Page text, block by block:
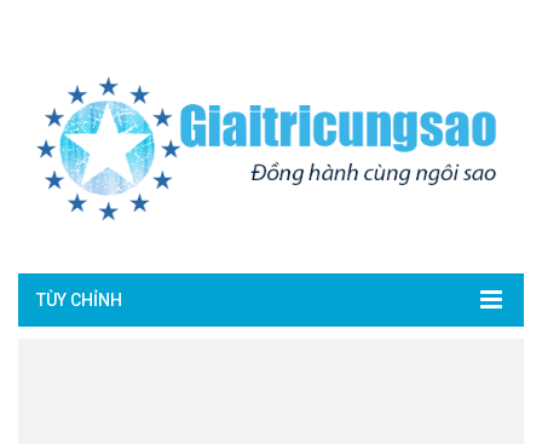
TÙY CHỈNH